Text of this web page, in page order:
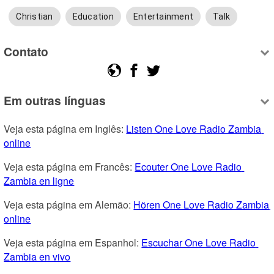
Christian Education Entertainment Talk
Contato
Em outras línguas
Veja esta página em Inglês: Listen One Love Radio Zambia
online
Veja esta página em Francês: Ecouter One Love Radio
Zambia en ligne
Veja esta página em Alemão: Hören One Love Radio Zambia
online
Veja esta página em Espanhol: Escuchar One Love Radio
Zambia en vivo